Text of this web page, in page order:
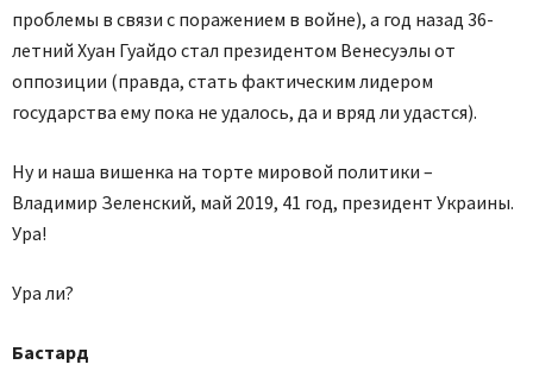
проблемы в связи с поражением в войне), а год назад 36-
летний Хуан Гуайдо стал президентом Венесуэлы от
оппозиции (правда, стать фактическим лидером
государства ему пока не удалось, да и вряд ли удастся).
Ну и наша вишенка на торте мировой политики –
Владимир Зеленский, май 2019, 41 год, президент Украины.
Ура!
Ура ли?
Бастард